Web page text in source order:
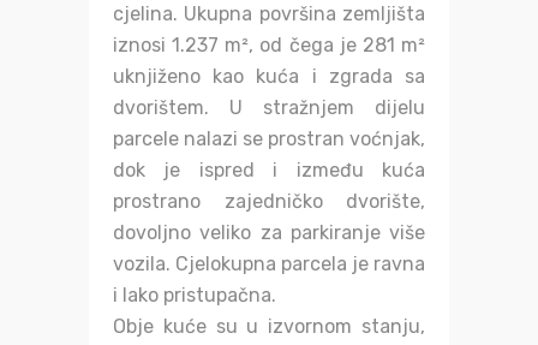
cjelina. Ukupna površina zemljišta
iznosi 1.237 m², od čega je 281 m²
uknjiženo kao kuća i zgrada sa
dvorištem. U stražnjem dijelu
parcele nalazi se prostran voćnjak,
dok je ispred i između kuća
prostrano zajedničko dvorište,
dovoljno veliko za parkiranje više
vozila. Cjelokupna parcela je ravna
i lako pristupačna.
Obje kuće su u izvornom stanju,